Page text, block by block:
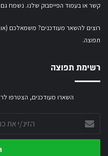
קשראובעמוד הפייסבוק שלנו. נשמח גם
רוצים להשאר מעודכנים? משמאלכם
תפוצה.
רשימת תפוצה
השארו מעודכנים, הצטרפו
את
כתובת